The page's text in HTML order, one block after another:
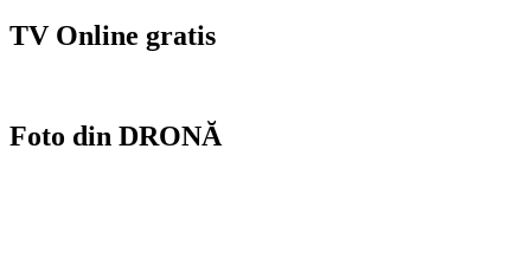
TV Online gratis
Foto din DRONĂ